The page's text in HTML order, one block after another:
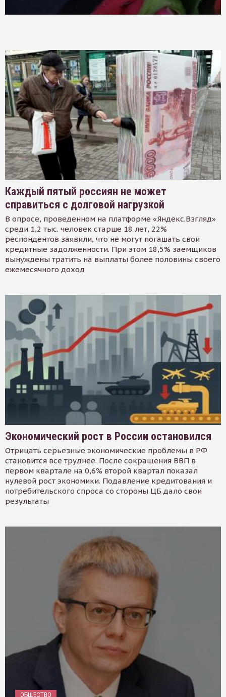
Каждый пятый россиян не может
справиться с долговой нагрузкой
В опросе, проведенном на платформе «Яндекс.Взгляд»
среди 1,2 тыс. человек старше 18 лет, 22%
респондентов заявили, что не могут погашать свои
кредитные задолженности. При этом 18,5% заемщиков
вынуждены тратить на выплаты более половины своего
ежемесячного доход
Экономический рост в России остановился
Отрицать серьезные экономические проблемы в РФ
становится все труднее. После сокращения ВВП в
первом квартале на 0,6% второй квартал показал
нулевой рост экономики. Подавление кредитования и
потребительского спроса со стороны ЦБ дало свои
результаты
ОБЩЕСТВО